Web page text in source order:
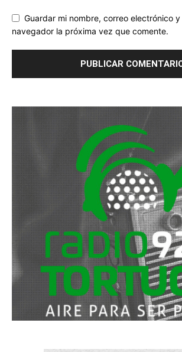
Guardar mi nombre, correo electrónico
navegador la próxima vez que comente.